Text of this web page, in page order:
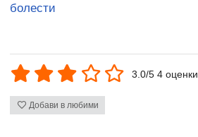
болести
3.0/5 4 оценки
Добави в любими